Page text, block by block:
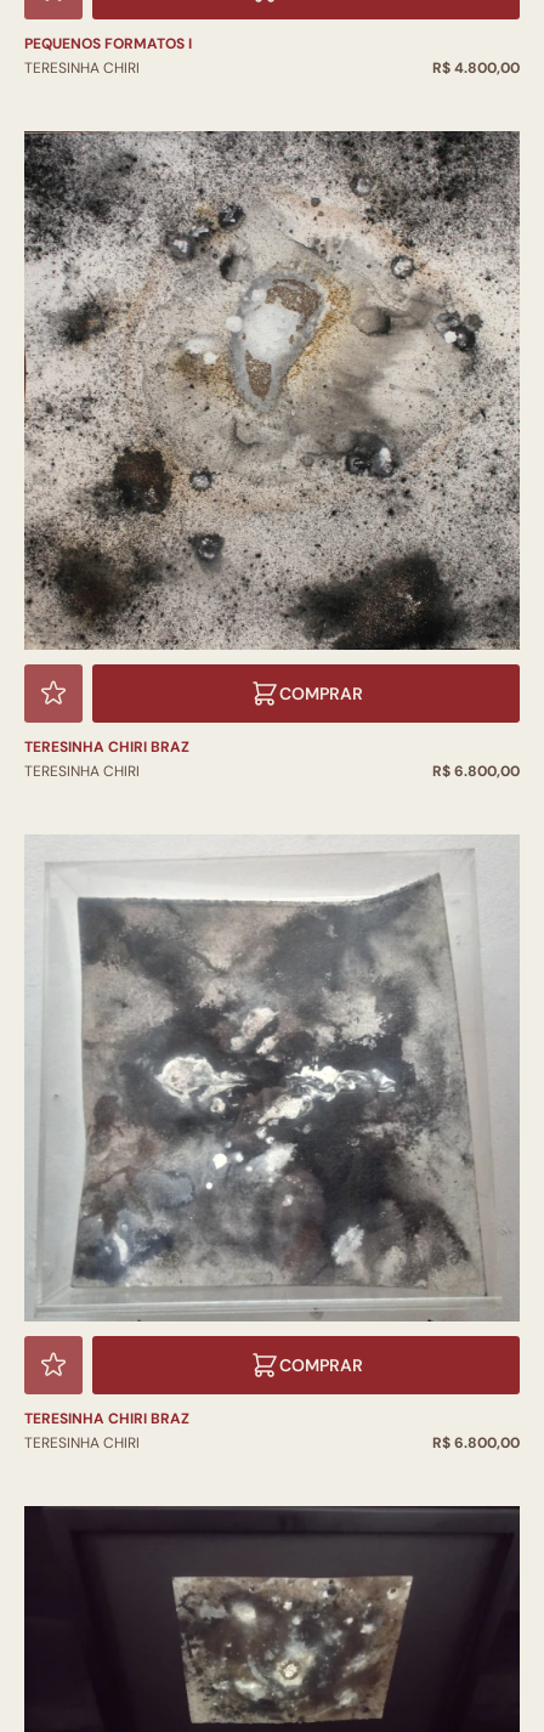
PEQUENOS FORMATOS I
TERESINHA CHIRI
R$ 4.800,00
COMPRAR
TERESINHA CHIRI BRAZ
TERESINHA CHIRI
R$ 6.800,00
COMPRAR
TERESINHA CHIRI BRAZ
TERESINHA CHIRI
R$ 6.800,00